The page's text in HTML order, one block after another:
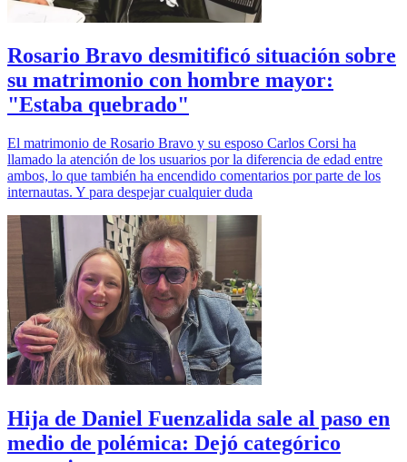
Rosario Bravo desmitificó situación sobre
su matrimonio con hombre mayor:
"Estaba quebrado"
El matrimonio de Rosario Bravo y su esposo Carlos Corsi ha
llamado la atención de los usuarios por la diferencia de edad entre
ambos, lo que también ha encendido comentarios por parte de los
internautas. Y para despejar cualquier duda
Hija de Daniel Fuenzalida sale al paso en
medio de polémica: Dejó categórico